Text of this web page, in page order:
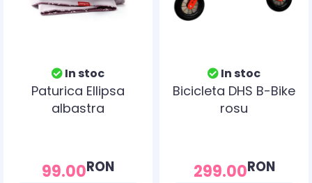
In stoc
Paturica Ellipsa
albastra
99.00RON
In stoc
Bicicleta DHS B-Bike
rosu
299.00RON